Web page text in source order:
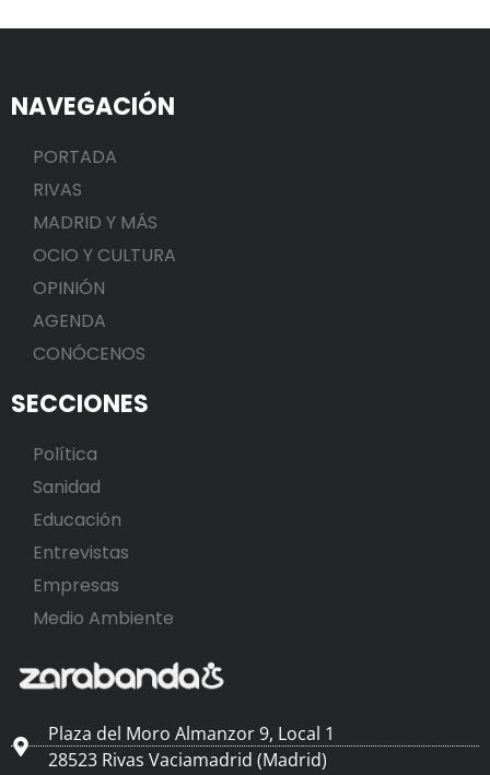
NAVEGACIÓN
PORTADA
RIVAS
MADRID Y MÁS
OCIO Y CULTURA
OPINIÓN
AGENDA
CONÓCENOS
SECCIONES
Política
Sanidad
Educación
Entrevistas
Empresas
Medio Ambiente
Plaza del Moro Almanzor 9, Local 1
28523 Rivas Vaciamadrid (Madrid)